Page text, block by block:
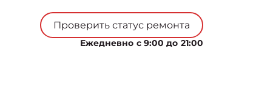
Проверить статус ремонта
Ежедневно с 9:00 до 21:00